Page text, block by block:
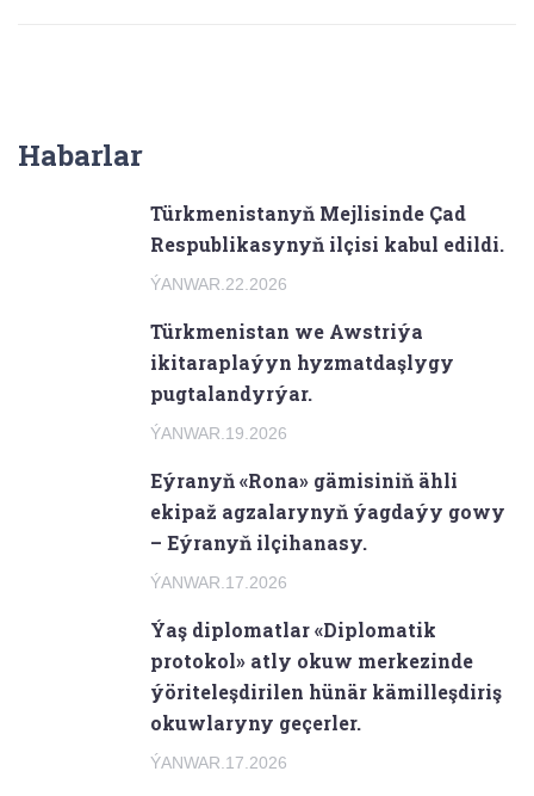
Habarlar
Türkmenistanyň Mejlisinde Çad
Respublikasynyň ilçisi kabul edildi.
ÝANWAR.22.2026
Türkmenistan we Awstriýa
ikitaraplaýyn hyzmatdaşlygy
pugtalandyrýar.
ÝANWAR.19.2026
Eýranyň «Rona» gämisiniň ähli
ekipaž agzalarynyň ýagdaýy gowy
– Eýranyň ilçihanasy.
ÝANWAR.17.2026
Ýaş diplomatlar «Diplomatik
protokol» atly okuw merkezinde
ýöriteleşdirilen hünär kämilleşdiriş
okuwlaryny geçerler.
ÝANWAR.17.2026